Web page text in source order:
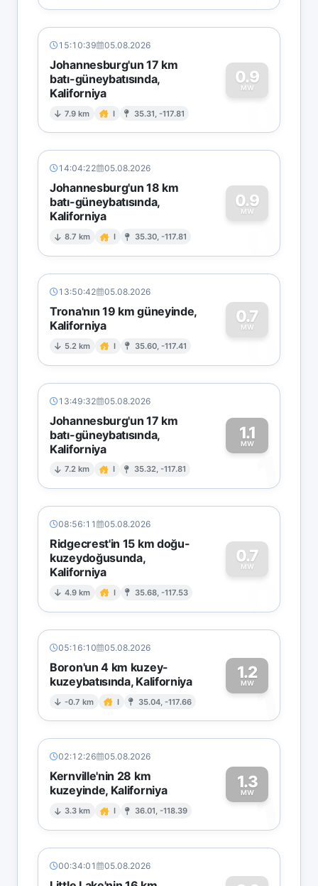
15:10:39 05.08.2026
Johannesburg'un 17 km
batı-güneybatısında,
Kaliforniya
7.9 km I 35.31, -117.81
0.9
MW
0
14:04:22 05.08.2026
Johannesburg'un 18 km
batı-güneybatısında,
Kaliforniya
8.7 km I 35.30, -117.81
0.9
MW
0
13:50:42 05.08.2026
Trona'nın 19 km güneyinde,
Kaliforniya
5.2 km I 35.60, -117.41
0.7
MW
0
13:49:32 05.08.2026
Johannesburg'un 17 km
batı-güneybatısında,
Kaliforniya
7.2 km I 35.32, -117.81
1.1
MW
1
08:56:11 05.08.2026
Ridgecrest'in 15 km doğu-
kuzeydoğusunda,
Kaliforniya
4.9 km I 35.68, -117.53
0.7
MW
0
05:16:10 05.08.2026
Boron'un 4 km kuzey-
kuzeybatısında, Kaliforniya
-0.7 km I 35.04, -117.66
1.2
MW1
02:12:26 05.08.2026
Kernville'nin 28 km
kuzeyinde, Kaliforniya
3.3 km I 36.01, -118.39
1.3
MW1
00:34:01 05.08.2026